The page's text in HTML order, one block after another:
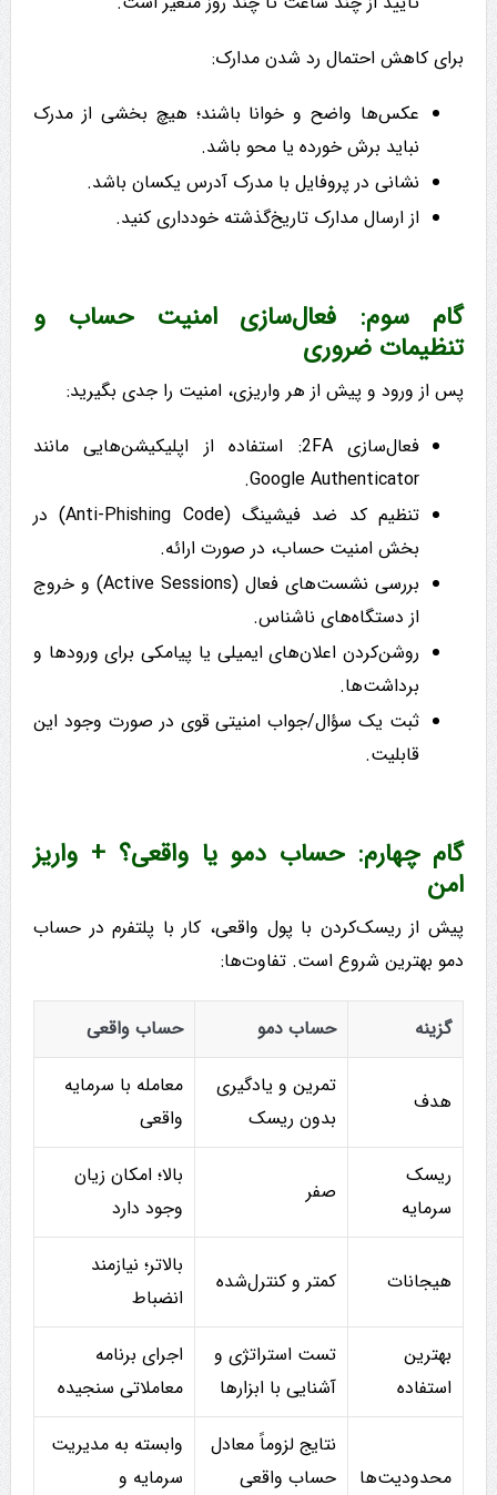
برای کاهش احتمال رد شدن مدارک:
عکس‌ها واضح و خوانا باشند؛ هیچ بخشی از مدرک
نباید برش خورده یا محو باشد.
نشانی در پروفایل با مدرک آدرس یکسان باشد.
از ارسال مدارک تاریخ‌گذشته خودداری کنید.
گام سوم: فعال‌سازی امنیت حساب و
تنظیمات ضروری
پس از ورود و پیش از هر واریزی، امنیت را جدی بگیرید:
فعال‌سازی 2FA: استفاده از اپلیکیشن‌هایی مانند
Google Authenticator.
تنظیم کد ضد فیشینگ (Anti-Phishing Code) در
بخش امنیت حساب، در صورت ارائه.
بررسی نشست‌های فعال (Active Sessions) و خروج
از دستگاه‌های ناشناس.
روشن‌کردن اعلان‌های ایمیلی یا پیامکی برای ورودها و
برداشت‌ها.
ثبت یک سؤال/جواب امنیتی قوی در صورت وجود این
قابلیت.
گام چهارم: حساب دمو یا واقعی؟ + واریز
امن
پیش از ریسک‌کردن با پول واقعی، کار با پلتفرم در حساب
دمو بهترین شروع است. تفاوت‌ها:
گزینه حساب دمو حساب واقعی
هدف
تمرین و یادگیری
بدون ریسک
معامله با سرمایه
واقعی
ریسک
سرمایه
صفر
بالا؛ امکان زیان
وجود دارد
هیجانات کمتر و کنترل‌شده
بالاتر؛ نیازمند
انضباط
بهترین
استفاده
تست استراتژی و
آشنایی با ابزارها
اجرای برنامه
معاملاتی سنجیده
محدودیت‌ها
نتایج لزوماً معادل
حساب واقعی
وابسته به مدیریت
سرمایه و